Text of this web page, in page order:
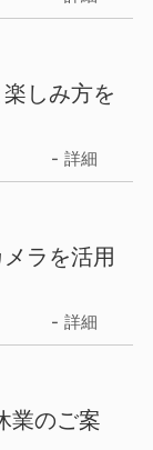
しみ方を
詳細
ラを活用
詳細
業のご案